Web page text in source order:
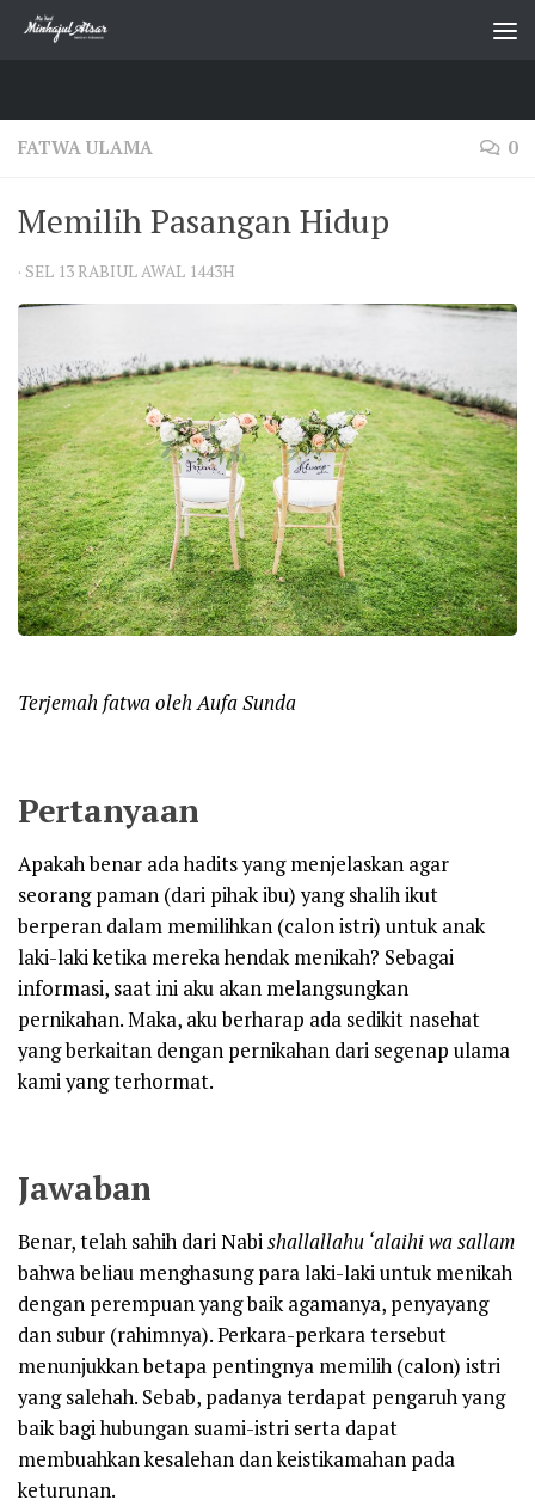
Skip to content
FATWA ULAMA 0
Memilih Pasangan Hidup
· SEL 13 RABIUL AWAL 1443H
Terjemah fatwa oleh Aufa Sunda
Pertanyaan
Apakah benar ada hadits yang menjelaskan agar
seorang paman (dari pihak ibu) yang shalih ikut
berperan dalam memilihkan (calon istri) untuk anak
laki-laki ketika mereka hendak menikah? Sebagai
informasi, saat ini aku akan melangsungkan
pernikahan. Maka, aku berharap ada sedikit nasehat
yang berkaitan dengan pernikahan dari segenap ulama
kami yang terhormat.
Jawaban
Benar, telah sahih dari Nabishallallahu ‘alaihi wa sallam
bahwa beliau menghasung para laki-laki untuk menikah
dengan perempuan yang baik agamanya, penyayang
dan subur (rahimnya). Perkara-perkara tersebut
menunjukkan betapa pentingnya memilih (calon) istri
yang salehah. Sebab, padanya terdapat pengaruh yang
baik bagi hubungan suami-istri serta dapat
membuahkan kesalehan dan keistikamahan pada
keturunan.